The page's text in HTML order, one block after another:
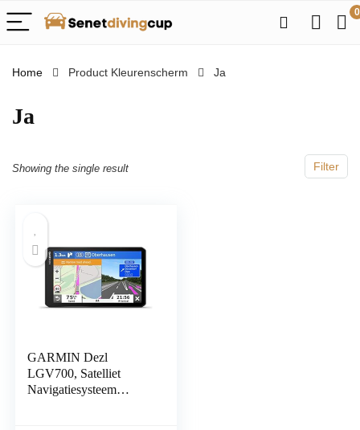
0
Home Product Kleurenscherm ‎Ja
‎Ja
Filter
Showing the single result
GARMIN Dezl
LGV700, Satelliet
Navigatiesysteem